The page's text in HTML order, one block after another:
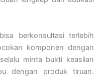
berkonsultasi terlebih
komponen dengan
minta bukti keaslian
dengan produk tiruan.